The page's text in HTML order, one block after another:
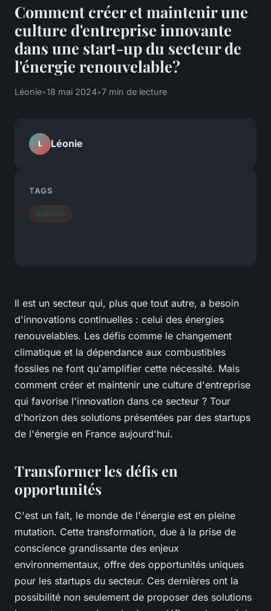
Comment créer et maintenir une
culture d'entreprise innovante
dans une start-up du secteur de
l'énergie renouvelable?
Léonie•18 mai 2024•7 min de lecture
Il est un secteur qui, plus que tout autre, a besoin
d'innovations continuelles : celui des énergies
renouvelables. Les défis comme le changement
climatique et la dépendance aux combustibles
fossiles ne font qu'amplifier cette nécessité. Mais
comment créer et maintenir une culture d'entreprise
qui favorise l'innovation dans ce secteur ? Tour
d'horizon des solutions présentées par des startups
de l'énergie en France aujourd'hui.
Transformer les défis en
opportunités
C'est un fait, le monde de l'énergie est en pleine
mutation. Cette transformation, due à la prise de
conscience grandissante des enjeux
environnementaux, offre des opportunités uniques
pour les startups du secteur. Ces dernières ont la
possibilité non seulement de proposer des solutions
L Léonie
TAGS
Business